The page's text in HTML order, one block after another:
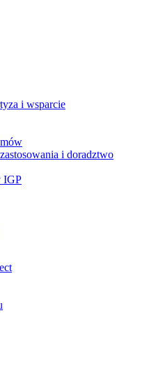
i wsparcie
i doradztwo
IGP